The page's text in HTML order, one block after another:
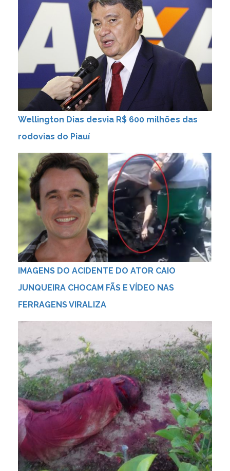
Wellington Dias desvia R$ 600 milhões das
rodovias do Piauí
IMAGENS DO ACIDENTE DO ATOR CAIO
JUNQUEIRA CHOCAM FÃS E VÍDEO NAS
FERRAGENS VIRALIZA